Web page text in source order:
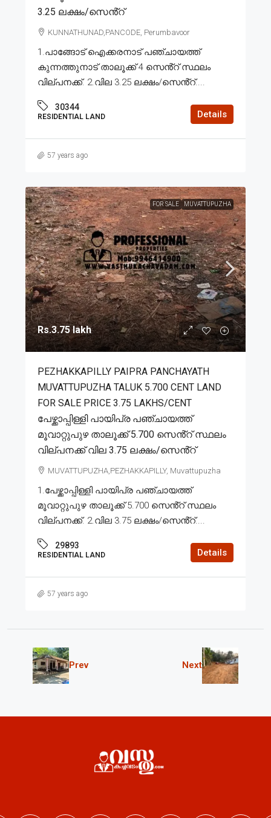
3.25 ലക്ഷം/സെൻ്റ്
KUNNATHUNAD,PANCODE, Perumbavoor
1.പാങ്ങോട് ഐക്കരനാട് പഞ്ചായത്ത്
കുന്നത്തുനാട് താലൂക്ക് 4 സെൻ്റ് സ്ഥലം
വില്പനക്ക്. 2.വില 3.25 ലക്ഷം/സെൻ്റ്....
30344
RESIDENTIAL LAND Details
57 years ago
FOR SALE MUVATTUPUZHA
Rs.3.75 lakh
PEZHAKKAPILLY PAIPRA PANCHAYATH
MUVATTUPUZHA TALUK 5.700 CENT LAND
FOR SALE PRICE 3.75 LAKHS/CENT
പേഴ്ക്കാപ്പിള്ളി പായിപ്ര പഞ്ചായത്ത്
മൂവാറ്റുപുഴ താലൂക്ക് 5.700 സെൻ്റ് സ്ഥലം
വില്പനക്ക് വില 3.75 ലക്ഷം/സെൻ്റ്
MUVATTUPUZHA,PEZHAKKAPILLY, Muvattupuzha
1.പേഴ്ക്കാപ്പിള്ളി പായിപ്ര പഞ്ചായത്ത്
മൂവാറ്റുപുഴ താലൂക്ക് 5.700 സെൻ്റ് സ്ഥലം
വില്പനക്ക്. 2.വില 3.75 ലക്ഷം/സെൻ്റ്....
29893
RESIDENTIAL LAND Details
57 years ago
Prev Next